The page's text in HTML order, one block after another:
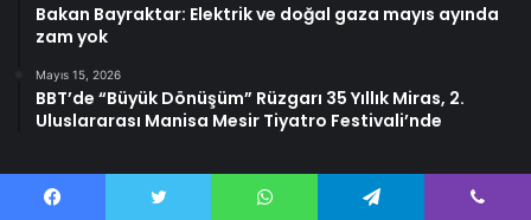
Bakan Bayraktar: Elektrik ve doğal gaza mayıs ayında
zam yok
Mayıs 15, 2026
BBT’de “Büyük Dönüşüm” Rüzgarı 35 Yıllık Miras, 2.
Uluslararası Manisa Mesir Tiyatro Festivali’nde